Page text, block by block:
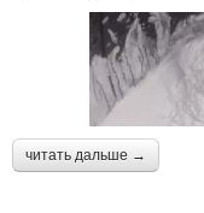
читать дальше →